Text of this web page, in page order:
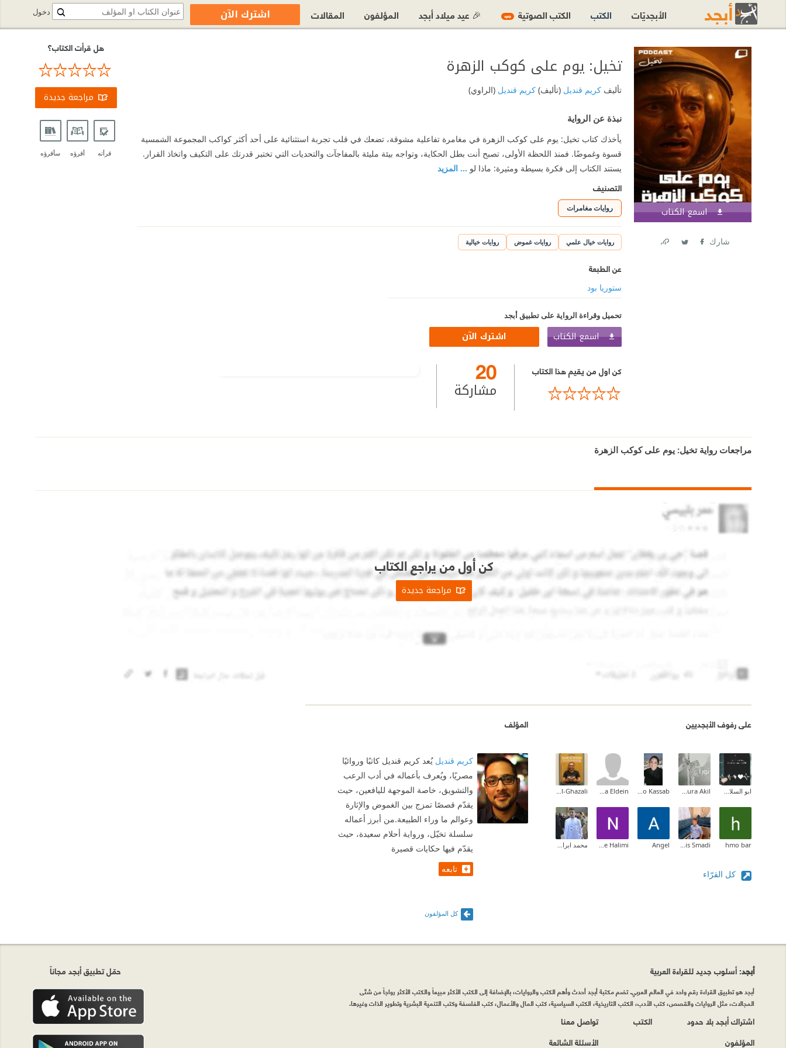
اسمع الكتاب اشترك الآن
شارك
تخيل: يوم على كوكب الزهرة
تأليفكريم قنديل(تأليف)كريم قنديل(الراوي)
نبذة عن الرواية
يأخذك كتاب تخيل: يوم على كوكب الزهرة في مغامرة تفاعلية مشوقة، تضعك في قلب تجربة استثنائية على أحد أكثر كواكب المجموعة الشمسية
قسوة وغموضًا. فمنذ اللحظة الأولى، تصبح أنت بطل الحكاية، وتواجه بيئة مليئة بالمفاجآت والتحديات التي تختبر قدرتك على التكيف واتخاذ القرار.
يستند الكتاب إلى فكرة بسيطة ومثيرة: ماذا لو ... المزيد
التصنيف
روايات مغامرات
روايات خيال علمي روايات غموض روايات خيالية
عن الطبعة
ستوريا بود
تحميل وقراءة الرواية على تطبيق أبجد
اسمع الكتاب اشترك الآن
كن اول من يقيم هذا الكتاب 20
مشاركة
هل قرأت الكتاب؟
مراجعة جديدة
قرأته أقرؤه سأقرؤه
مراجعات رواية تخيل: يوم على كوكب الزهرة
كن أول من يراجع الكتاب
مراجعة جديدة
على رفوف الأبجديين
ابو السلاطين Noura Akil
Shimo Kassab
Alaa Eldein
ISLAM Al-Ghazali
hmo bar
Mais Smadi
Angel
Nesrine Halimi ‫محمد ابراهيم محمد ”عزو“‬‎
كل القرّاء
المؤلف
كريم قنديل يُعد كريم قنديل كاتبًا وروائيًا
مصريًا، ويُعرف بأعماله في أدب الرعب
والتشويق، خاصة الموجهة لليافعين، حيث
يقدّم قصصًا تمزج بين الغموض والإثارة
وعوالم ما وراء الطبيعة.من أبرز أعماله
سلسلة تخيّل، ورواية أحلام سعيدة، حيث
يقدّم فيها حكايات قصيرة
تابعه
كل المؤلفون
دخول الأبجديّات الكتب الكتب الصوتية جديد 🎉 عيد ميلاد أبجد المؤلفون المقالات اشترك الآن
حمّل تطبيق أبجد مجاناً أبجد: أسلوب جديد للقراءة العربية
أبجد هو تطبيق القراءة رقم واحد في العالم العربي. تضم مكتبة أبجد أحدث وأهم الكتب والروايات، بالإضافة إلى الكتب الأكثر مبيعاً والكتب الأكثر رواجاً من شتّى
المجالات، مثل الروايات والقصص، كتب الأدب، الكتب التاريخية، الكتب السياسية، كتب المال والأعمال، كتب الفلسفة وكتب التنمية البشرية وتطوير الذات وغيرها.
اشتراك أبجد بلا حدود
المؤلفون
الكتب
تواصل معنا
الأسئلة الشائعة